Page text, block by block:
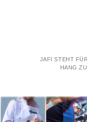
JAFI STEHT
HANG